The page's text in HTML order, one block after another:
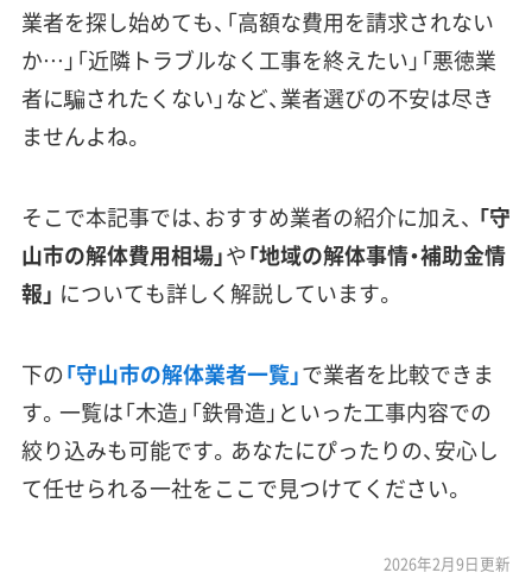
業者を探し始めても、「高額な費用を請求されない
か…」「近隣トラブルなく工事を終えたい」「悪徳業
者に騙されたくない」など、業者選びの不安は尽き
ませんよね。
そこで本記事では、おすすめ業者の紹介に加え、 「守
山市の解体費用相場」や「地域の解体事情・補助金情
報」 についても詳しく解説しています。
下の「守山市の解体業者一覧」で業者を比較できま
す。一覧は「木造」「鉄骨造」といった工事内容での
絞り込みも可能です。あなたにぴったりの、安心し
て任せられる一社をここで見つけてください。
2026年2月9日更新